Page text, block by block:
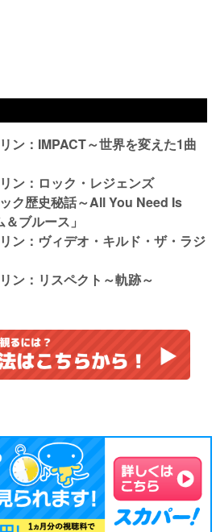
ン：IMPACT～世界を変えた1曲
ン：ロック・レジェンズ
ク歴史秘話～All You Need Is
ブルース」
ン：ヴィデオ・キルド・ザ・ラジ
ン：リスペクト～軌跡～